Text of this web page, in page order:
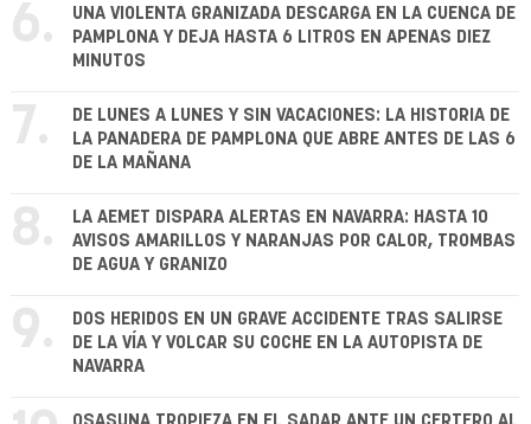
6.
UNA VIOLENTA GRANIZADA DESCARGA EN LA CUENCA DE
PAMPLONA Y DEJA HASTA 6 LITROS EN APENAS DIEZ
MINUTOS
7.
DE LUNES A LUNES Y SIN VACACIONES: LA HISTORIA DE
LA PANADERA DE PAMPLONA QUE ABRE ANTES DE LAS 6
DE LA MAÑANA
8.
LA AEMET DISPARA ALERTAS EN NAVARRA: HASTA 10
AVISOS AMARILLOS Y NARANJAS POR CALOR, TROMBAS
DE AGUA Y GRANIZO
9.
DOS HERIDOS EN UN GRAVE ACCIDENTE TRAS SALIRSE
DE LA VÍA Y VOLCAR SU COCHE EN LA AUTOPISTA DE
NAVARRA